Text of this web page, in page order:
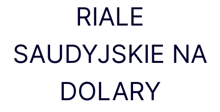
RIALE
SAUDYJSKIE NA
DOLARY